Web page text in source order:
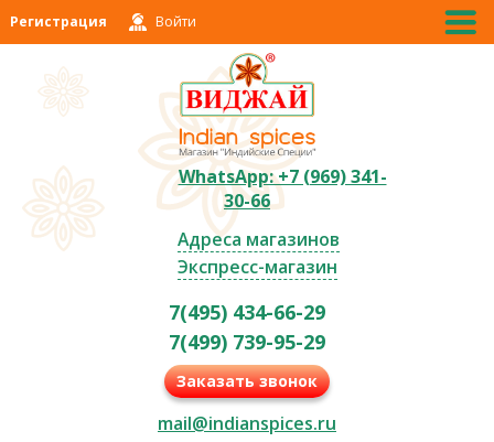
Регистрация Войти
WhatsApp: +7 (969) 341-
30-66
Адреса магазинов
Экспресс-магазин
7(495) 434-66-29
7(499) 739-95-29
Заказать звонок
mail@indianspices.ru